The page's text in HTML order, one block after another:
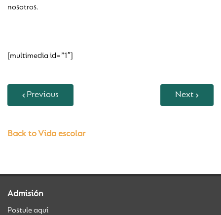
nosotros.
[multimedia id=”1″]
Previous Next
Back to Vida escolar
Admisión
Postule aquí